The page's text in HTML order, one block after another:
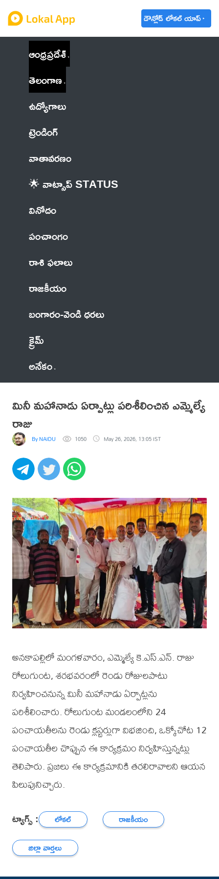
డౌన్లోడ్ లోకల్ యాప్
ఆంధ్రప్రదేశ్
తెలంగాణ
ఉద్యోగాలు
ట్రెండింగ్
వాతావరణం
🌟 వాట్సాప్ STATUS
వినోదం
పంచాంగం
రాశి ఫలాలు
రాజకీయం
బంగారం-వెండి ధరలు
క్రైమ్
అనేకం
మినీ మహానాడు ఏర్పాట్లు పరిశీలించిన ఎమ్మెల్యే
రాజు
By NAIDU 1050 May 26, 2026, 13:05 IST
అనకాపల్లిలో మంగళవారం, ఎమ్మెల్యే కె.ఎస్.ఎన్. రాజు
రోలుగుంట, శరభవరంలో రెండు రోజులపాటు
నిర్వహించనున్న మినీ మహానాడు ఏర్పాట్లను
పరిశీలించారు. రోలుగుంట మండలంలోని 24
పంచాయతీలను రెండు క్లస్టర్లుగా విభజించి, ఒక్కోచోట 12
పంచాయతీల చొప్పున ఈ కార్యక్రమం నిర్వహిస్తున్నట్లు
తెలిపారు. ప్రజలు ఈ కార్యక్రమానికి తరలిరావాలని ఆయన
పిలుపునిచ్చారు.
ట్యాగ్స్ : లోకల్
రాజకీయం
జిల్లా వార్తలు